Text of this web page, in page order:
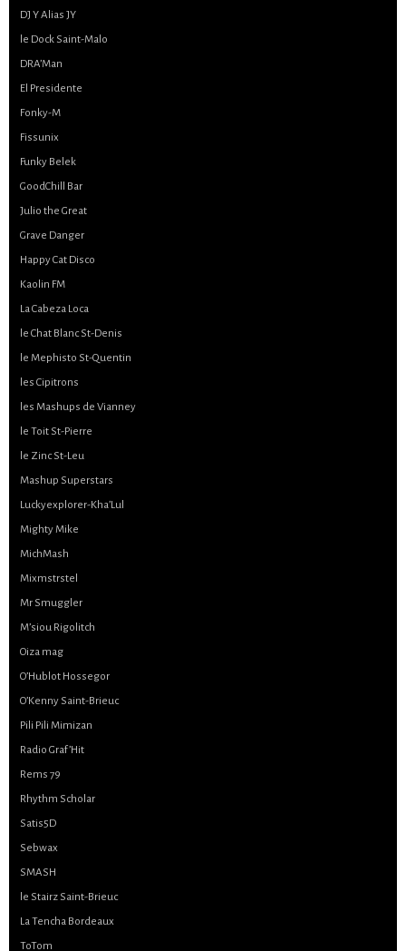
DJ Y Alias JY
le Dock Saint-Malo
DRA’Man
El Presidente
Fonky-M
Fissunix
Funky Belek
GoodChill Bar
Julio the Great
Grave Danger
Happy Cat Disco
Kaolin FM
La Cabeza Loca
le Chat Blanc St-Denis
le Mephisto St-Quentin
les Cipitrons
les Mashups de Vianney
le Toit St-Pierre
le Zinc St-Leu
Mashup Superstars
Luckyexplorer-Kha’Lul
Mighty Mike
MichMash
Mixmstrstel
Mr Smuggler
M’siou Rigolitch
Oiza mag
O’Hublot Hossegor
O’Kenny Saint-Brieuc
Pili Pili Mimizan
Radio Graf’Hit
Rems 79
Rhythm Scholar
Satis5D
Sebwax
SMASH
le Stairz Saint-Brieuc
La Tencha Bordeaux
ToTom